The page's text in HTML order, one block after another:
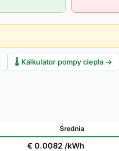
🌡️ Kalkulator pompy ciepła →
Średnia
€ 0.0082 /kWh